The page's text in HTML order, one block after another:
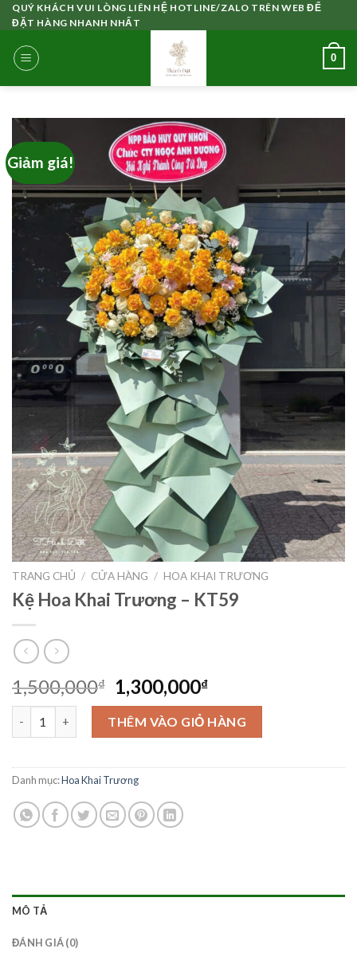
Skip
to
content
QUÝ KHÁCH VUI LÒNG LIÊN HỆ HOTLINE/ZALO TRÊN WEB ĐỂ
ĐẶT HÀNG NHANH NHẤT
0
Giảm giá!
TRANG CHỦ / CỬA HÀNG / HOA KHAI TRƯƠNG
Kệ Hoa Khai Trương – KT59
1,500,000₫
Giá
gốc
là:
1,500,000₫.
1,300,000₫Giá
hiện
tại
là:
1,300,000₫.
Kệ Hoa Khai Trương - KT59 số lượng
THÊM VÀO GIỎ HÀNG
Danh mục:Hoa Khai Trương
MÔ TẢ
ĐÁNH GIÁ (0)